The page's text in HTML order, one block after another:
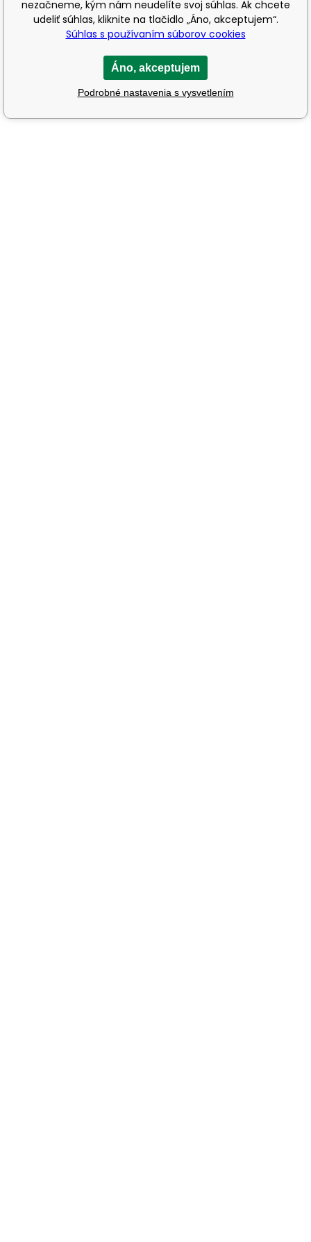
nezačneme, kým nám neudelíte svoj súhlas. Ak chcete
udeliť súhlas, kliknite na tlačidlo „Áno, akceptujem“.
Súhlas s používaním súborov cookies
Áno, akceptujem
Podrobné nastavenia s vysvetlením